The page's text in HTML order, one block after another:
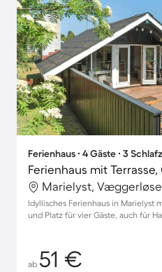
Ferienhaus ∙ 4 Gäste ∙ 3
Ferienhaus mit
Marielyst,
Idyllisches Ferienhaus in Marielyst
und Platz für vier Gäste, auch für
ab 51 €